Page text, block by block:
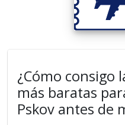
¿Cómo consigo
más baratas
Pskov antes de